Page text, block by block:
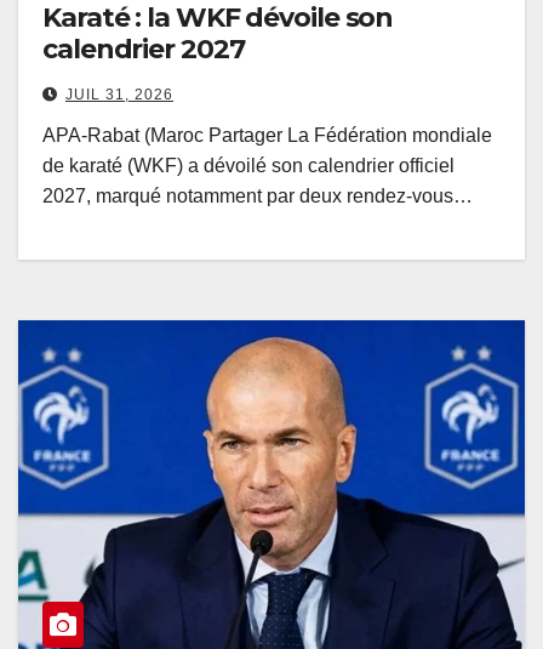
Karaté : la WKF dévoile son
calendrier 2027
JUIL 31, 2026
APA-Rabat (Maroc Partager La Fédération mondiale
de karaté (WKF) a dévoilé son calendrier officiel
2027, marqué notamment par deux rendez-vous…